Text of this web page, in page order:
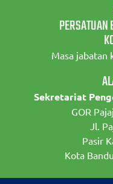
Masa jabatan
Sekretariat
GOR
Jl.
Pasir
Kota